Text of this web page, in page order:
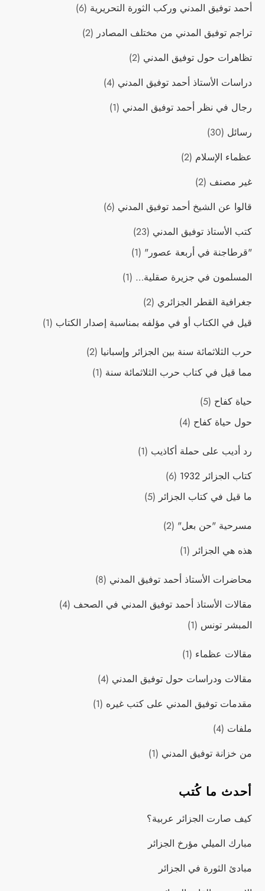
أحمد توفيق المدني وركب الثورة التحريرية (6)
تراجم توفيق المدني من مختلف المصادر (2)
تظاهرات حول توفيق المدني (2)
دراسات اﻷستاذ أحمد توفيق المدني (4)
رجال في نظر أحمد توفيق المدني (1)
رسائل (30)
عظماء الإسلام (2)
غير مصنف (2)
قالوا عن الشيخ أحمد توفيق المدني (6)
كتب اﻷستاذ توفيق المدني (23)
"قرطاجنة في أربعة عصور" (1)
المسلمون في جزيرة صقلية… (1)
جغرافية القطر الجزائري (2)
قيل في الكتاب أو في مؤلفه بمناسبة إصدار الكتاب (1)
حرب الثلاثمائة سنة بين الجزائر وإسبانيا (2)
مما قيل في كتاب حرب الثلاثمائة سنة (1)
حياة كفاح (5)
حول حياة كفاح (4)
رد أديب على حملة أكاذيب (1)
كتاب الجزائر 1932
(6)
ما قيل في كتاب الجزائر (5)
مسرحية "حن بعل" (2)
هذه هي الجزائر (1)
محاضرات اﻷستاذ أحمد توفيق المدني (8)
مقالات اﻷستاذ أحمد توفيق المدني في الصحف (4)
المبشر تونس (1)
مقالات عظماء (1)
مقالات ودراسات حول توفيق المدني (4)
مقدمات توفيق المدني على كتب غيره (1)
ملفات (4)
من خزانة توفيق المدني (1)
أحدث ما كُتب
كيف صارت الجزائر عربية؟
مبارك الميلي مؤرخ الجزائر
مبادئ الثورة في الجزائر